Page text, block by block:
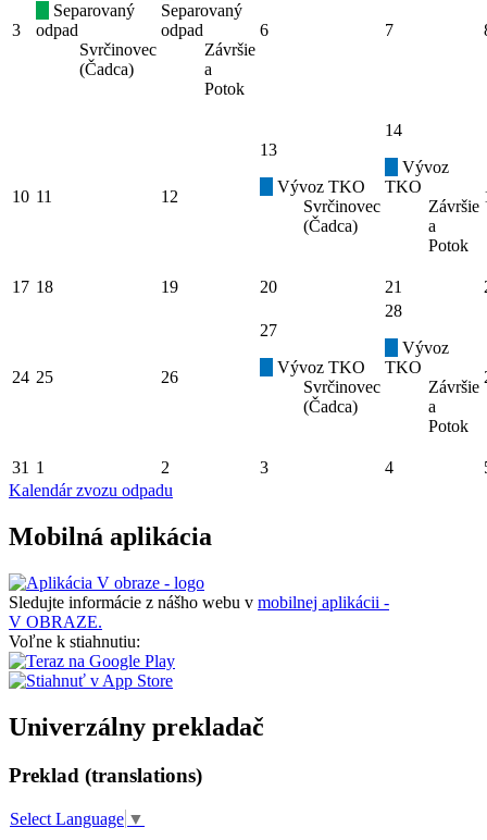
3
Separovaný
odpad
Svrčinovec
(Čadca)
Separovaný
odpad
Závršie
a
Potok
6 7
10 11 12
13
Vývoz TKO
Svrčinovec
(Čadca)
14
Vývoz
TKO
Závršie
a
Potok
17 18 19 20 21
24 25 26
27
Vývoz TKO
Svrčinovec
(Čadca)
28
Vývoz
TKO
Závršie
a
Potok
31 1 2 3 4
Kalendár zvozu odpadu
Mobilná aplikácia
Sledujte informácie z nášho webu v mobilnej aplikácii -
V OBRAZE.
Voľne k stiahnutiu:
Univerzálny prekladač
Preklad (translations)
Select Language ▼